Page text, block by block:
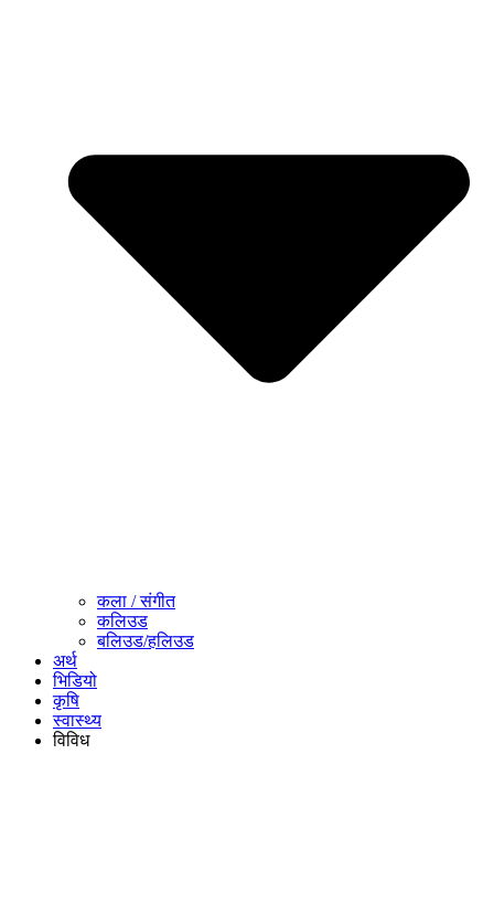
कला / संगीत​
कलिउड
बलिउड/हलिउड
अर्थ
भिडियो
कृषि
स्वास्थ्य
विविध